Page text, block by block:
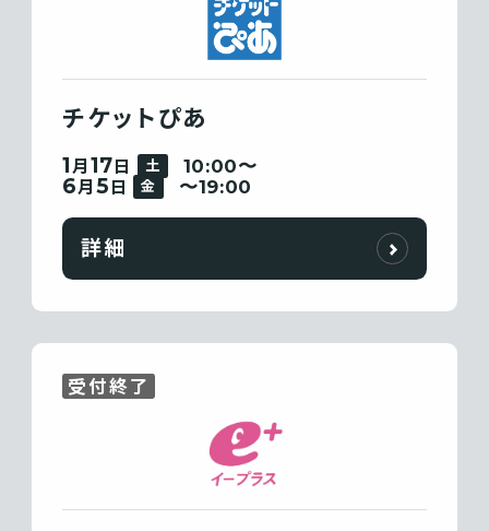
チケットぴあ
1月 17日 土 10:00〜
6月 5 日 金 〜19:00
詳細
受付終了